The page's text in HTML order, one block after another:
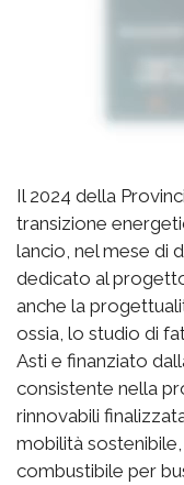
Il 2024 della
transizione
lancio, nel mese di
dedicato al
anche la
ossia, lo studio di
Asti e finanziato
consistente nella
rinnovabili
mobilità
combustibile per